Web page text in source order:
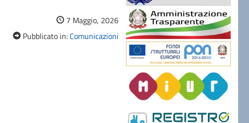
7 Maggio, 2026
Pubblicato in: Comunicazioni